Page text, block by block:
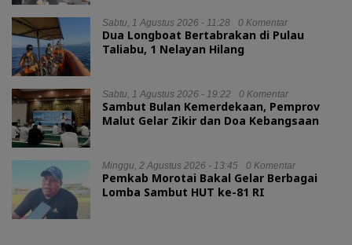
Sabtu, 1 Agustus 2026 - 11:28 0 Komentar
Dua Longboat Bertabrakan di Pulau
Taliabu, 1 Nelayan Hilang
Sabtu, 1 Agustus 2026 - 19:22 0 Komentar
Sambut Bulan Kemerdekaan, Pemprov
Malut Gelar Zikir dan Doa Kebangsaan
Minggu, 2 Agustus 2026 - 13:45 0 Komentar
Pemkab Morotai Bakal Gelar Berbagai
Lomba Sambut HUT ke-81 RI